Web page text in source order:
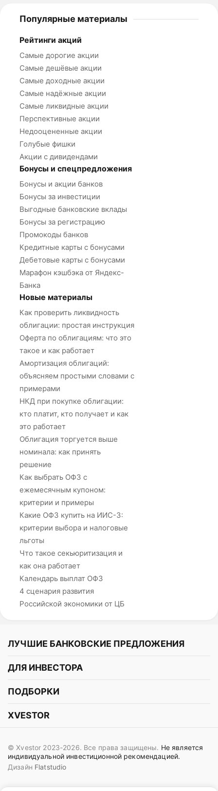
Популярные материалы
Рейтинги акций
Самые дорогие акции
Самые дешёвые акции
Самые доходные акции
Самые надёжные акции
Самые ликвидные акции
Перспективные акции
Недооцененные акции
Голубые фишки
Акции с дивидендами
Бонусы и спецпредложения
Бонусы и акции банков
Бонусы за инвестиции
Выгодные банковские вклады
Бонусы за регистрацию
Промокоды банков
Кредитные карты с бонусами
Дебетовые карты с бонусами
Марафон кэшбэка от Яндекс-
Банка
Новые материалы
Как проверить ликвидность
облигации: простая инструкция
Оферта по облигациям: что это
такое и как работает
Амортизация облигаций:
объясняем простыми словами с
примерами
НКД при покупке облигации:
кто платит, кто получает и как
это работает
Облигация торгуется выше
номинала: как принять
решение
Как выбрать ОФЗ с
ежемесячным купоном:
критерии и примеры
Какие ОФЗ купить на ИИС-3:
критерии выбора и налоговые
льготы
Что такое секьюритизация и
как она работает
Календарь выплат ОФЗ
4 сценария развития
Российской экономики от ЦБ
ЛУЧШИЕ БАНКОВСКИЕ ПРЕДЛОЖЕНИЯ
Альфа-Банк
СБЕР
Газпромбанк
OZON Банк
Совкомбанк
ДЛЯ ИНВЕСТОРА
Курс акций
Курс облигаций
Прогнозы на криптовалюты
Идеи инвест аналитиков
Сигналы трейдеров
ПОДБОРКИ
Подборки акций
Подборки облигаций
XVESTOR
Вконтакте
Поддержка в Telegram
Контакты
© Xvestor 2023-2026. Все права защищены. Не является
индивидуальной инвестиционной рекомендацией.
Дизайн Flatstudio